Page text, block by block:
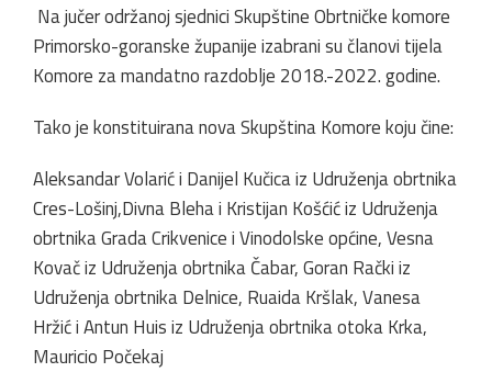
Na jučer održanoj sjednici Skupštine Obrtničke komore
Primorsko-goranske županije izabrani su članovi tijela
Komore za mandatno razdoblje 2018.-2022. godine.
Tako je konstituirana nova Skupština Komore koju čine:
Aleksandar Volarić i Danijel Kučica iz Udruženja obrtnika
Cres-Lošinj,Divna Bleha i Kristijan Košćić iz Udruženja
obrtnika Grada Crikvenice i Vinodolske općine, Vesna
Kovač iz Udruženja obrtnika Čabar, Goran Rački iz
Udruženja obrtnika Delnice, Ruaida Kršlak, Vanesa
Hržić i Antun Huis iz Udruženja obrtnika otoka Krka,
Mauricio Počekaj